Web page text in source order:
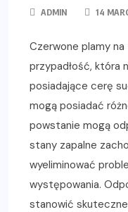
ADMIN 14
Czerwone plamy
przypadłość, która
posiadające cerę
mogą posiadać
powstanie mogą
stany zapalne
wyeliminować
występowania.
stanowić